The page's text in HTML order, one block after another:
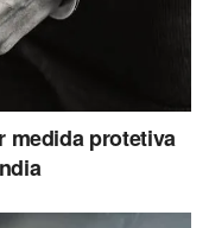
medida protetiva